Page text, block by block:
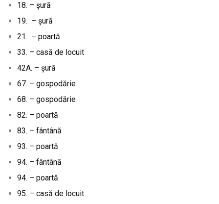
18. – șură
19. – șură
21. – poartă
33. – casă de locuit
42A. – șură
67. – gospodărie
68. – gospodărie
82. – poartă
83. – fântână
93. – poartă
94. – fântână
94. – poartă
95. – casă de locuit